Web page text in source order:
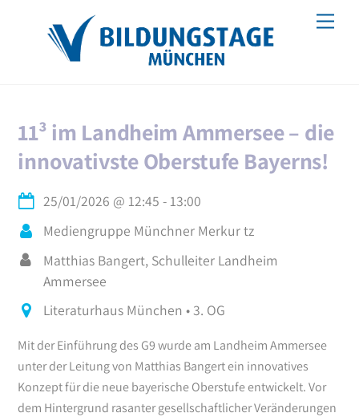
11³ im Landheim Ammersee – die
innovativste Oberstufe Bayerns!
25/01/2026 @ 12:45 - 13:00
Mediengruppe Münchner Merkur tz
Matthias Bangert, Schulleiter Landheim
Ammersee
Literaturhaus München • 3. OG
Mit der Einführung des G9 wurde am Landheim Ammersee
unter der Leitung von Matthias Bangert ein innovatives
Konzept für die neue bayerische Oberstufe entwickelt. Vor
dem Hintergrund rasanter gesellschaftlicher Veränderungen